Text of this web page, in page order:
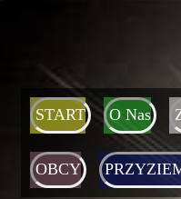
START O Nas
OBCY